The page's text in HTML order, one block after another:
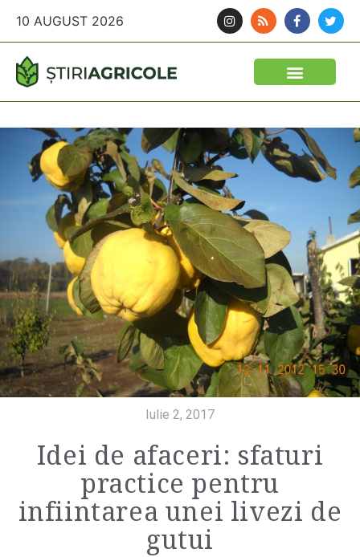
10 AUGUST 2026
Iulie 2, 2017
Idei de afaceri: sfaturi
practice pentru
infiintarea unei livezi de
gutui